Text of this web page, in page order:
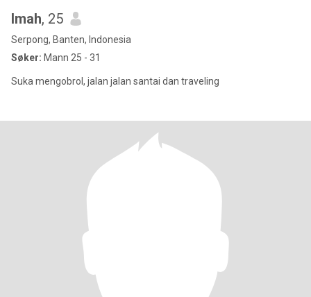
Imah, 25
Serpong, Banten, Indonesia
Søker: Mann 25 - 31
Suka mengobrol, jalan jalan santai dan traveling